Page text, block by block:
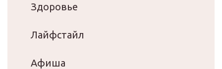
Здоровье
Лайфстайл
Афиша